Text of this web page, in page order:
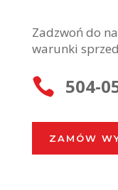
Zadzwoń do
warunki
 504-
ZAMÓW